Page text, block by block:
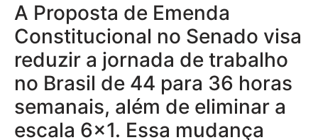
A Proposta de Emenda
Constitucional no Senado visa
reduzir a jornada de trabalho
no Brasil de 44 para 36 horas
semanais, além de eliminar a
escala 6×1. Essa mudança